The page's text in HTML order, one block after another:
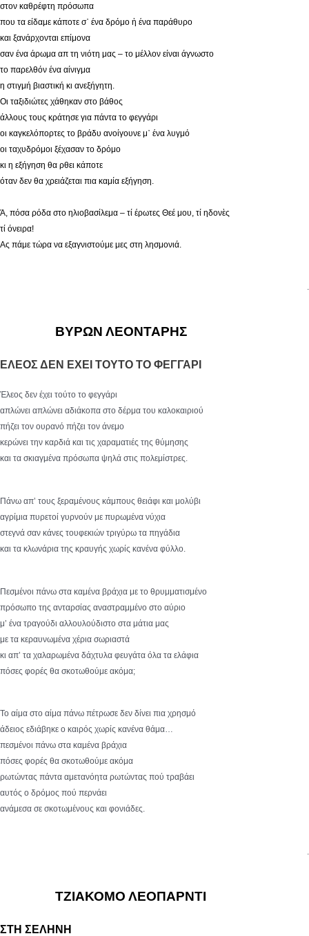
στον καθρέφτη πρόσωπα
που τα είδαμε κάποτε σ᾿ ένα δρόμο ἡ ένα παράθυρο
και ξανάρχονται επίμονα
σαν ένα άρωμα απ τη νιότη μας – το μέλλον είναι άγνωστο
το παρελθόν ένα αίνιγμα
η στιγμή βιαστική κι ανεξήγητη.
Οι ταξιδιώτες χάθηκαν στο βάθος
άλλους τους κράτησε για πάντα το φεγγάρι
οι καγκελόπορτες το βράδυ ανοίγουνε μ᾿ ένα λυγμό
οι ταχυδρόμοι ξέχασαν το δρόμο
κι η εξήγηση θα ρθει κάποτε
όταν δεν θα χρειάζεται πια καμία εξήγηση.
Ά, πόσα ρόδα στο ηλιοβασίλεμα – τί έρωτες Θεέ μου, τί ηδονὲς
τί όνειρα!
Ας πάμε τώρα να εξαγνιστούμε μες στη λησμονιά.
.
ΒΥΡΩΝ ΛΕΟΝΤΑΡΗΣ
ΕΛΕΟΣ ΔΕΝ ΕΧΕΙ ΤΟΥΤΟ ΤΟ ΦΕΓΓΑΡΙ
Έλεος δεν έχει τούτο το φεγγάρι
απλώνει απλώνει αδιάκοπα στο δέρμα του καλοκαιριού
πήζει τον ουρανό πήζει τον άνεμο
κερώνει την καρδιά και τις χαραματιές της θύμησης
και τα σκιαγμένα πρόσωπα ψηλά στις πολεμίστρες.
Πάνω απ’ τους ξεραμένους κάμπους θειάφι και μολύβι
αγρίμια πυρετοί γυρνούν με πυρωμένα νύχια
στεγνά σαν κάνες τουφεκιών τριγύρω τα πηγάδια
και τα κλωνάρια της κραυγής χωρίς κανένα φύλλο.
Πεσμένοι πάνω στα καμένα βράχια με το θρυμματισμένο
πρόσωπο της ανταρσίας αναστραμμένο στο αύριο
μ’ ένα τραγούδι αλλουλούδιστο στα μάτια μας
με τα κεραυνωμένα χέρια σωριαστά
κι απ’ τα χαλαρωμένα δάχτυλα φευγάτα όλα τα ελάφια
πόσες φορές θα σκοτωθούμε ακόμα;
Το αίμα στο αίμα πάνω πέτρωσε δεν δίνει πια χρησμό
άδειος εδιάβηκε ο καιρός χωρίς κανένα θάμα…
πεσμένοι πάνω στα καμένα βράχια
πόσες φορές θα σκοτωθούμε ακόμα
ρωτώντας πάντα αμετανόητα ρωτώντας πού τραβάει
αυτός ο δρόμος πού περνάει
ανάμεσα σε σκοτωμένους και φονιάδες.
.
ΤΖΙΑΚΟΜΟ ΛΕΟΠΑΡΝΤΙ
ΣΤΗ ΣΕΛΗΝΗ